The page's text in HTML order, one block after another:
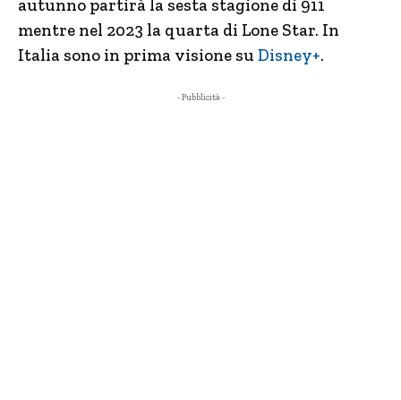
autunno partirà la sesta stagione di 911
mentre nel 2023 la quarta di Lone Star. In
Italia sono in prima visione su Disney+.
- Pubblicità -